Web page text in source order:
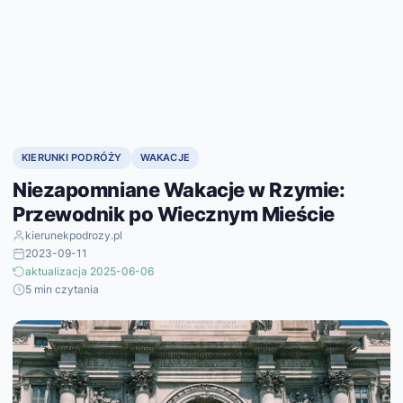
KIERUNKI PODRÓŻY WAKACJE
Niezapomniane Wakacje w Rzymie:
Przewodnik po Wiecznym Mieście
kierunekpodrozy.pl
2023-09-11
aktualizacja 2025-06-06
5 min czytania